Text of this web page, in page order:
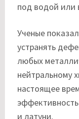
под водой или
Ученые
устранять
любых
нейтральному
настоящее
и латуни.